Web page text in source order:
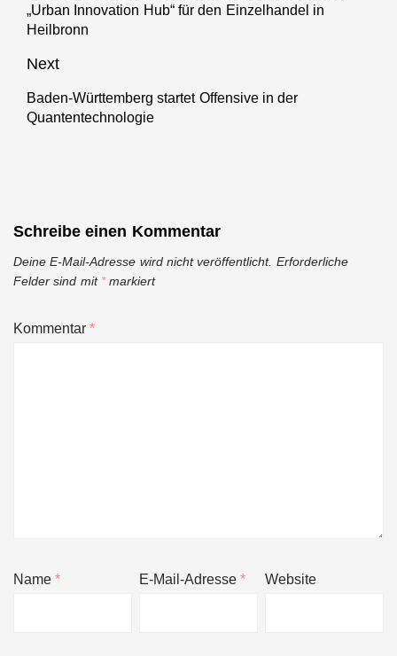
post:
„Urban Innovation Hub“ für den Einzelhandel in
Heilbronn
Next
Next
post:
Baden-Württemberg startet Offensive in der
Quantentechnologie
Schreibe einen Kommentar
Deine E-Mail-Adresse wird nicht veröffentlicht. Erforderliche
Felder sind mit *markiert
Kommentar*
Name* E-Mail-Adresse* Website